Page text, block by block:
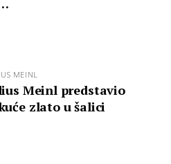
MEINL
Meinl predstavio
zlato u šalici